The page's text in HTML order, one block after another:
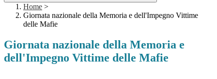
Home >
Giornata nazionale della Memoria e dell'Impegno Vittime
delle Mafie
Giornata nazionale della Memoria e
dell'Impegno Vittime delle Mafie